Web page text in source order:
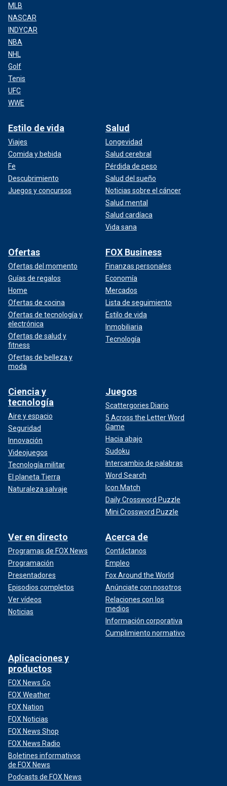
MLB
NASCAR
INDYCAR
NBA
NHL
Golf
Tenis
UFC
WWE
Estilo de vida
Viajes
Comida y bebida
Fe
Descubrimiento
Juegos y concursos
Salud
Longevidad
Salud cerebral
Pérdida de peso
Salud del sueño
Noticias sobre el cáncer
Salud mental
Salud cardíaca
Vida sana
Ofertas
Ofertas del momento
Guías de regalos
Home
Ofertas de cocina
Ofertas de tecnología y
electrónica
Ofertas de salud y
fitness
Ofertas de belleza y
moda
FOX Business
Finanzas personales
Economía
Mercados
Lista de seguimiento
Estilo de vida
Inmobiliaria
Tecnología
Ciencia y
tecnología
Aire y espacio
Seguridad
Innovación
Videojuegos
Tecnología militar
El planeta Tierra
Naturaleza salvaje
Juegos
Scattergories Diario
5 Across the Letter Word
Game
Hacia abajo
Sudoku
Intercambio de palabras
Word Search
Icon Match
Daily Crossword Puzzle
Mini Crossword Puzzle
Ver en directo
Programas de FOX News
Programación
Presentadores
Episodios completos
Ver vídeos
Noticias
Acerca de
Contáctanos
Empleo
Fox Around the World
Anúnciate con nosotros
Relaciones con los
medios
Información corporativa
Cumplimiento normativo
Aplicaciones y
productos
FOX News Go
FOX Weather
FOX Nation
FOX Noticias
FOX News Shop
FOX News Radio
Boletines informativos
de FOX News
Podcasts de FOX News